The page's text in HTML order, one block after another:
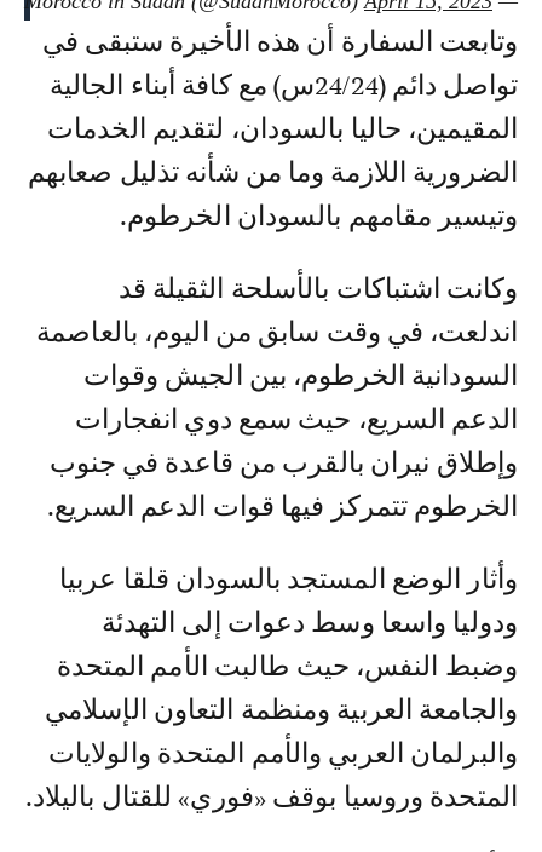
وتابعت السفارة أن هذه الأخيرة ستبقى في
تواصل دائم (24/24س) مع كافة أبناء الجالية
المقيمين، حاليا بالسودان، لتقديم الخدمات
الضرورية اللازمة وما من شأنه تذليل صعابهم
وتيسير مقامهم بالسودان الخرطوم.
وكانت اشتباكات بالأسلحة الثقيلة قد
اندلعت، في وقت سابق من اليوم، بالعاصمة
السودانية الخرطوم، بين الجيش وقوات
الدعم السريع، حيث سمع دوي انفجارات
وإطلاق نيران بالقرب من قاعدة في جنوب
الخرطوم تتمركز فيها قوات الدعم السريع.
وأثار الوضع المستجد بالسودان قلقا عربيا
ودوليا واسعا وسط دعوات إلى التهدئة
وضبط النفس، حيث طالبت الأمم المتحدة
والجامعة العربية ومنظمة التعاون الإسلامي
والبرلمان العربي والأمم المتحدة والولايات
المتحدة وروسيا بوقف «فوري» للقتال باليلاد.